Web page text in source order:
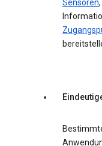
Sensoren